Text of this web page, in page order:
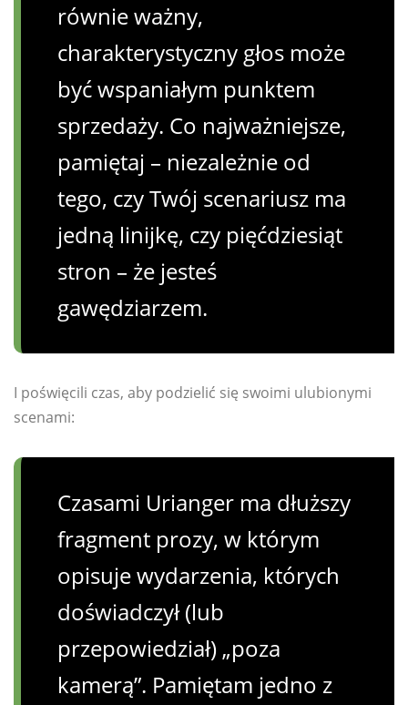
równie ważny,
charakterystyczny głos może
być wspaniałym punktem
sprzedaży. Co najważniejsze,
pamiętaj – niezależnie od
tego, czy Twój scenariusz ma
jedną linijkę, czy pięćdziesiąt
stron – że jesteś
gawędziarzem.
I poświęcili czas, aby podzielić się swoimi ulubionymi
scenami:
Czasami Urianger ma dłuższy
fragment prozy, w którym
opisuje wydarzenia, których
doświadczył (lub
przepowiedział) „poza
kamerą”. Pamiętam jedno z